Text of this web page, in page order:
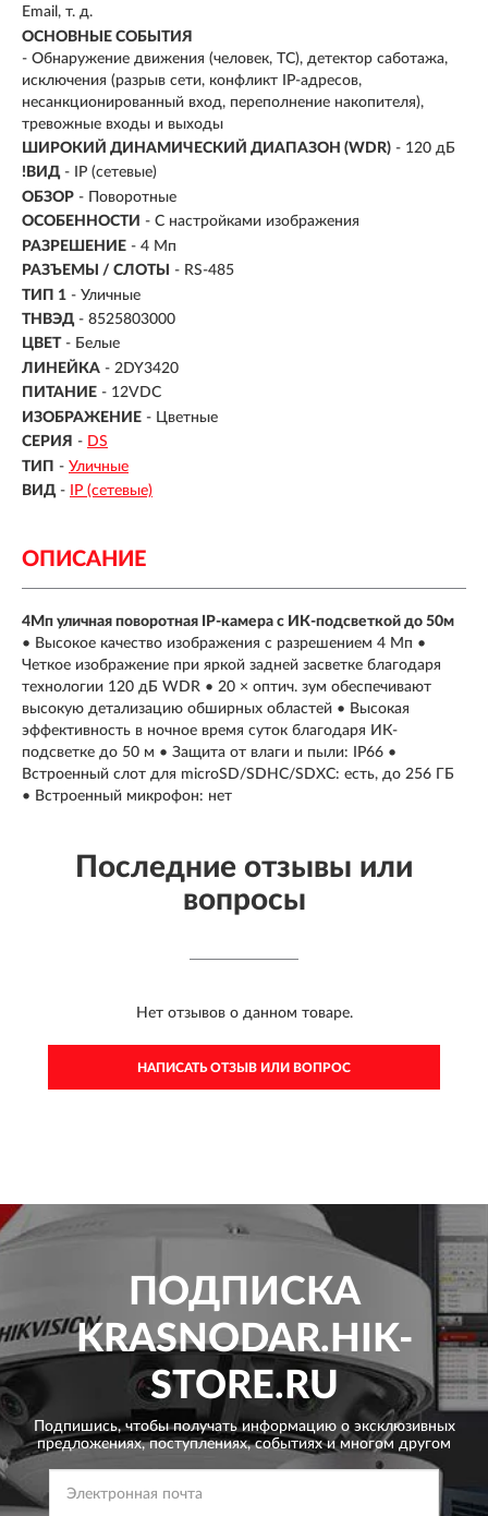
Email, т. д.
ОСНОВНЫЕ СОБЫТИЯ
- Обнаружение движения (человек, ТС), детектор саботажа,
исключения (разрыв сети, конфликт IP-адресов,
несанкционированный вход, переполнение накопителя),
тревожные входы и выходы
ШИРОКИЙ ДИНАМИЧЕСКИЙ ДИАПАЗОН (WDR) - 120 дБ
!ВИД - IP (сетевые)
ОБЗОР - Поворотные
ОСОБЕННОСТИ - С настройками изображения
РАЗРЕШЕНИЕ - 4 Мп
РАЗЪЕМЫ / СЛОТЫ
- RS-485
ТИП 1 - Уличные
ТНВЭД - 8525803000
ЦВЕТ - Белые
ЛИНЕЙКА - 2DY3420
ПИТАНИЕ - 12VDC
ИЗОБРАЖЕНИЕ - Цветные
СЕРИЯ - DS
ТИП - Уличные
ВИД - IP (сетевые)
ОПИСАНИЕ
4Мп уличная поворотная IP-камера c ИК-подсветкой до 50м
• Высокое качество изображения с разрешением 4 Мп •
Четкое изображение при яркой задней засветке благодаря
технологии 120 дБ WDR • 20 × оптич. зум обеспечивают
высокую детализацию обширных областей • Высокая
эффективность в ночное время суток благодаря ИК-
подсветке до 50 м • Защита от влаги и пыли: IP66 •
Встроенный слот для microSD/SDHC/SDXC: есть, до 256 ГБ
• Встроенный микрофон: нет
Последние отзывы или
вопросы
Нет отзывов о данном товаре.
НАПИСАТЬ ОТЗЫВ ИЛИ ВОПРОС
ПОДПИСКА
KRASNODAR.HIK-
STORE.RU
Подпишись, чтобы получать информацию о эксклюзивных
предложениях,поступлениях, событиях и многом другом